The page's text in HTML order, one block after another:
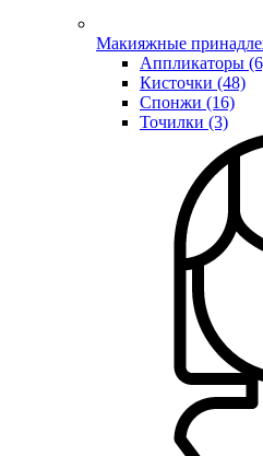
Макияжные
Аппликаторы
Кисточки (48)
Спонжи (16)
Точилки (3)